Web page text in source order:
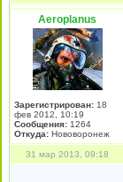
Aeroplanus
Зарегистрирован: 18
фев 2012, 10:19
Сообщения: 1264
Откуда: Нововоронеж
31 мар 2013, 09:18